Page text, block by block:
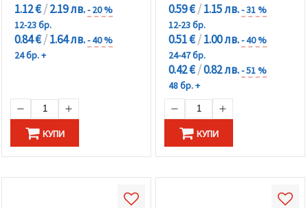
1.12 €/2.19 лв.- 20 %
12-23 бр.
0.84 €/1.64 лв.- 40 %
24 бр. +
КУПИ
0.59 €/1.15 лв.- 31 %
12-23 бр.
0.51 €/1.00 лв.- 40 %
24-47 бр.
0.42 €/0.82 лв.- 51 %
48 бр. +
КУПИ